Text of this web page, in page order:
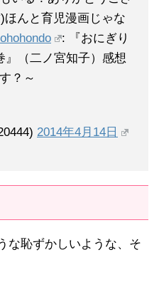
んと育児漫画じゃな
: 『おにぎり
（二ノ宮知子）感想
？～
2014年4月14日
な恥ずかしいような、そ